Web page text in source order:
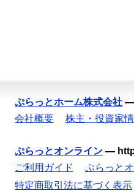
ぷらっとホーム株式会社 —
会社概要
株主・投資家
ぷらっとオンライン —
ご利用ガイド
ぷらっと
特定商取引法に基づく表示